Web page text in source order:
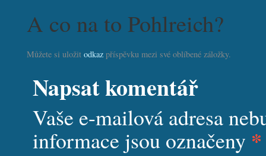
A co na to Pohlreich?
Můžete si uložit odkaz příspěvku mezi své oblíbené záložky.
Napsat komentář
Vaše e-mailová adresa
informace jsou označeny *